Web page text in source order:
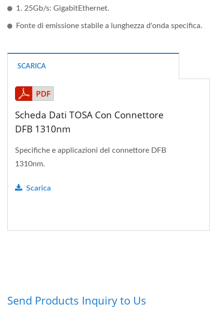
1. 25Gb/s: GigabitEthernet.
Fonte di emissione stabile a lunghezza d'onda specifica.
SCARICA
Scheda Dati TOSA Con Connettore
DFB 1310nm
Specifiche e applicazioni del connettore DFB
1310nm.
Scarica